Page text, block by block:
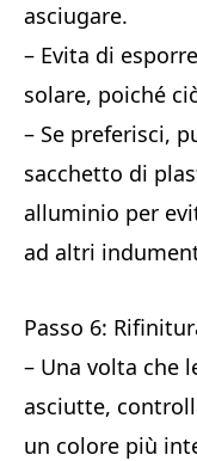
asciugare.
– Evita di
solare, poiché
– Se preferisci,
sacchetto di
alluminio per
ad altri
Passo 6:
– Una volta che
asciutte,
un colore più